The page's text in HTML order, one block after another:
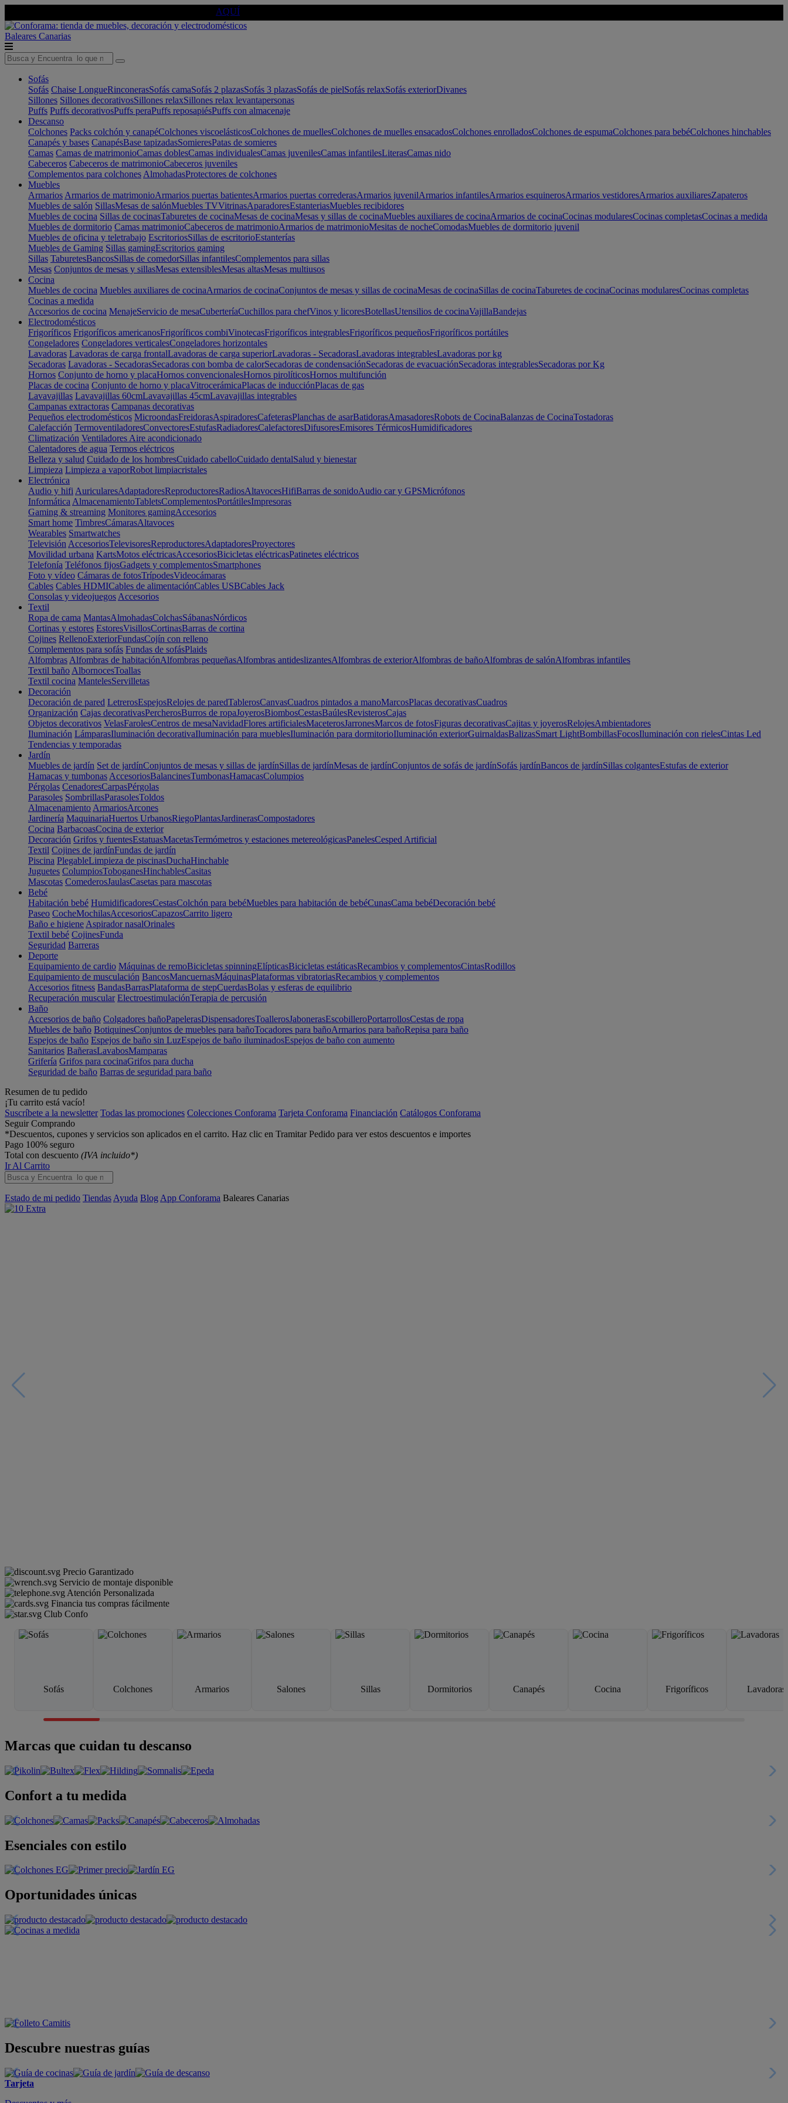
AQUÍ
Baleares Canarias
Sofás
Sofás Chaise LongueRinconerasSofás camaSofás 2 plazasSofás 3 plazasSofás de pielSofás relaxSofás exteriorDivanes
Sillones Sillones decorativosSillones relaxSillones relax levantapersonas
Puffs Puffs decorativosPuffs peraPuffs reposapiésPuffs con almacenaje
Descanso
Colchones Packs colchón y canapéColchones viscoelásticosColchones de muellesColchones de muelles ensacadosColchones enrolladosColchones de espumaColchones para bebéColchones hinchables
Canapés y bases CanapésBase tapizadasSomieresPatas de somieres
Camas Camas de matrimonioCamas doblesCamas individualesCamas juvenilesCamas infantilesLiterasCamas nido
Cabeceros Cabeceros de matrimonioCabeceros juveniles
Complementos para colchones AlmohadasProtectores de colchones
Muebles
Armarios Armarios de matrimonioArmarios puertas batientesArmarios puertas correderasArmarios juvenilArmarios infantilesArmarios esquinerosArmarios vestidoresArmarios auxiliaresZapateros
Muebles de salón SillasMesas de salónMuebles TVVitrinasAparadoresEstanteriasMuebles recibidores
Muebles de cocina Sillas de cocinasTaburetes de cocinaMesas de cocinaMesas y sillas de cocinaMuebles auxiliares de cocinaArmarios de cocinaCocinas modularesCocinas completasCocinas a medida
Muebles de dormitorio Camas matrimonioCabeceros de matrimonioArmarios de matrimonioMesitas de nocheComodasMuebles de dormitorio juvenil
Muebles de oficina y teletrabajo EscritoriosSillas de escritorioEstanterías
Muebles de Gaming Sillas gamingEscritorios gaming
Sillas TaburetesBancosSillas de comedorSillas infantilesComplementos para sillas
Mesas Conjuntos de mesas y sillasMesas extensiblesMesas altasMesas multiusos
Cocina
Muebles de cocina Muebles auxiliares de cocinaArmarios de cocinaConjuntos de mesas y sillas de cocinaMesas de cocinaSillas de cocinaTaburetes de cocinaCocinas modularesCocinas completas
Cocinas a medida
Accesorios de cocina MenajeServicio de mesaCuberteríaCuchillos para chefVinos y licoresBotellasUtensilios de cocinaVajillaBandejas
Electrodomésticos
Frigoríficos Frigoríficos americanosFrigoríficos combiVinotecasFrigoríficos integrablesFrigoríficos pequeñosFrigoríficos portátiles
Congeladores Congeladores verticalesCongeladores horizontales
Lavadoras Lavadoras de carga frontalLavadoras de carga superiorLavadoras - SecadorasLavadoras integrablesLavadoras por kg
Secadoras Lavadoras - SecadorasSecadoras con bomba de calorSecadoras de condensaciónSecadoras de evacuaciónSecadoras integrablesSecadoras por Kg
Hornos Conjunto de horno y placaHornos convencionalesHornos pirolíticosHornos multifunción
Placas de cocina Conjunto de horno y placaVitrocerámicaPlacas de inducciónPlacas de gas
Lavavajillas Lavavajillas 60cmLavavajillas 45cmLavavajillas integrables
Campanas extractoras Campanas decorativas
Pequeños electrodomésticos MicroondasFreidorasAspiradoresCafeterasPlanchas de asarBatidorasAmasadoresRobots de CocinaBalanzas de CocinaTostadoras
Calefacción TermoventiladoresConvectoresEstufasRadiadoresCalefactoresDifusoresEmisores TérmicosHumidificadores
Climatización Ventiladores Aire acondicionado
Calentadores de agua Termos eléctricos
Belleza y salud Cuidado de los hombresCuidado cabelloCuidado dentalSalud y bienestar
Limpieza Limpieza a vaporRobot limpiacristales
Electrónica
Audio y hifi AuricularesAdaptadoresReproductoresRadiosAltavocesHifiBarras de sonidoAudio car y GPSMicrófonos
Informática AlmacenamientoTabletsComplementosPortátilesImpresoras
Gaming & streaming Monitores gamingAccesorios
Smart home TimbresCámarasAltavoces
Wearables Smartwatches
Televisión AccesoriosTelevisoresReproductoresAdaptadoresProyectores
Movilidad urbana KartsMotos eléctricasAccesoriosBicicletas eléctricasPatinetes eléctricos
Telefonía Teléfonos fijosGadgets y complementosSmartphones
Foto y vídeo Cámaras de fotosTrípodesVideocámaras
Cables Cables HDMICables de alimentaciónCables USBCables Jack
Consolas y videojuegos Accesorios
Textil
Ropa de cama MantasAlmohadasColchasSábanasNórdicos
Cortinas y estores EstoresVisillosCortinasBarras de cortina
Cojines RellenoExteriorFundasCojín con relleno
Complementos para sofás Fundas de sofásPlaids
Alfombras Alfombras de habitaciónAlfombras pequeñasAlfombras antideslizantesAlfombras de exteriorAlfombras de bañoAlfombras de salónAlfombras infantiles
Textil baño AlbornocesToallas
Textil cocina MantelesServilletas
Decoración
Decoración de pared LetrerosEspejosRelojes de paredTablerosCanvasCuadros pintados a manoMarcosPlacas decorativasCuadros
Organización Cajas decorativasPercherosBurros de ropaJoyerosBiombosCestasBaúlesRevisterosCajas
Objetos decorativos VelasFarolesCentros de mesaNavidadFlores artificialesMaceterosJarronesMarcos de fotosFiguras decorativasCajitas y joyerosRelojesAmbientadores
Iluminación LámparasIluminación decorativaIluminación para mueblesIluminación para dormitorioIluminación exteriorGuirnaldasBalizasSmart LightBombillasFocosIluminación con rielesCintas Led
Tendencias y temporadas
Jardín
Muebles de jardín Set de jardínConjuntos de mesas y sillas de jardínSillas de jardínMesas de jardínConjuntos de sofás de jardínSofás jardínBancos de jardínSillas colgantesEstufas de exterior
Hamacas y tumbonas AccesoriosBalancinesTumbonasHamacasColumpios
Pérgolas CenadoresCarpasPérgolas
Parasoles SombrillasParasolesToldos
Almacenamiento ArmariosArcones
Jardinería MaquinariaHuertos UrbanosRiegoPlantasJardinerasCompostadores
Cocina BarbacoasCocina de exterior
Decoración Grifos y fuentesEstatuasMacetasTermómetros y estaciones metereológicasPanelesCesped Artificial
Textil Cojines de jardínFundas de jardín
Piscina PlegableLimpieza de piscinasDuchaHinchable
Juguetes ColumpiosToboganesHinchablesCasitas
Mascotas ComederosJaulasCasetas para mascotas
Bebé
Habitación bebé HumidificadoresCestasColchón para bebéMuebles para habitación de bebéCunasCama bebéDecoración bebé
Paseo CocheMochilasAccesoriosCapazosCarrito ligero
Baño e higiene Aspirador nasalOrinales
Textil bebé CojinesFunda
Seguridad Barreras
Deporte
Equipamiento de cardio Máquinas de remoBicicletas spinningElípticasBicicletas estáticasRecambios y complementosCintasRodillos
Equipamiento de musculación BancosMancuernasMáquinasPlataformas vibratoriasRecambios y complementos
Accesorios fitness BandasBarrasPlataforma de stepCuerdasBolas y esferas de equilibrio
Recuperación muscular ElectroestimulaciónTerapia de percusión
Baño
Accesorios de baño Colgadores bañoPapelerasDispensadoresToallerosJabonerasEscobilleroPortarrollosCestas de ropa
Muebles de baño BotiquinesConjuntos de muebles para bañoTocadores para bañoArmarios para bañoRepisa para baño
Espejos de baño Espejos de baño sin LuzEspejos de baño iluminadosEspejos de baño con aumento
Sanitarios BañerasLavabosMamparas
Grifería Grifos para cocinaGrifos para ducha
Seguridad de baño Barras de seguridad para baño
Resumen de tu pedido
¡Tu carrito está vacío!
Suscríbete a la newsletter Todas las promociones Colecciones Conforama Tarjeta Conforama Financiación Catálogos Conforama
Seguir Comprando
*Descuentos, cupones y servicios son aplicados en el carrito. Haz clic en Tramitar Pedido para ver estos descuentos e importes
Pago 100% seguro
Total con descuento (IVA incluido*)
Ir Al Carrito
Estado de mi pedido Tiendas Ayuda Blog App Conforama Baleares Canarias
Precio Garantizado
Servicio de montaje disponible
Atención Personalizada
Financia tus compras fácilmente
Club Confo
Sofás Colchones Armarios Salones Sillas Dormitorios Canapés Cocina Frigoríficos Lavadoras
Marcas que cuidan tu descanso
Confort a tu medida
Esenciales con estilo
Oportunidades únicas
Descubre nuestras guías
Tarjeta